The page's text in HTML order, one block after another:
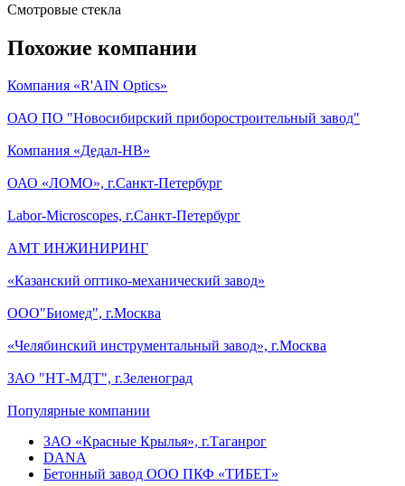
Смотровые стекла
Похожие компании
Компания «R'AIN Optics»
ОАО ПО "Новосибирский приборостроительный завод"
Компания «Дедал-НВ»
ОАО «ЛОМО», г.Санкт-Петербург
Labor-Microscopes, г.Санкт-Петербург
АМТ ИНЖИНИРИНГ
«Казанский оптико-механический завод»
ООО"Биомед", г.Москва
«Челябинский инструментальный завод», г.Москва
ЗАО "НТ-МДТ", г.Зеленоград
Популярные компании
ЗАО «Красные Крылья», г.Таганрог
DANA
Бетонный завод ООО ПКФ «ТИБЕТ»